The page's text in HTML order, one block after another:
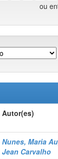
ou
Autor(es)
Nunes, Maria
Jean Carvalho